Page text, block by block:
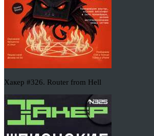
Хакер #326. Router from Hell